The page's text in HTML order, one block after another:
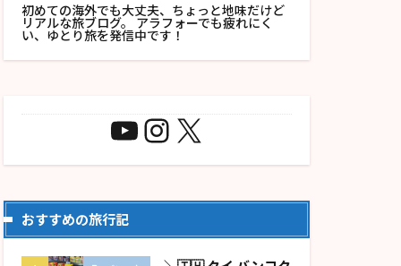
初めての海外でも大丈夫、ちょっと地味だけど
リアルな旅ブログ。 アラフォーでも疲れにく
い、ゆとり旅を発信中です！
おすすめの旅行記